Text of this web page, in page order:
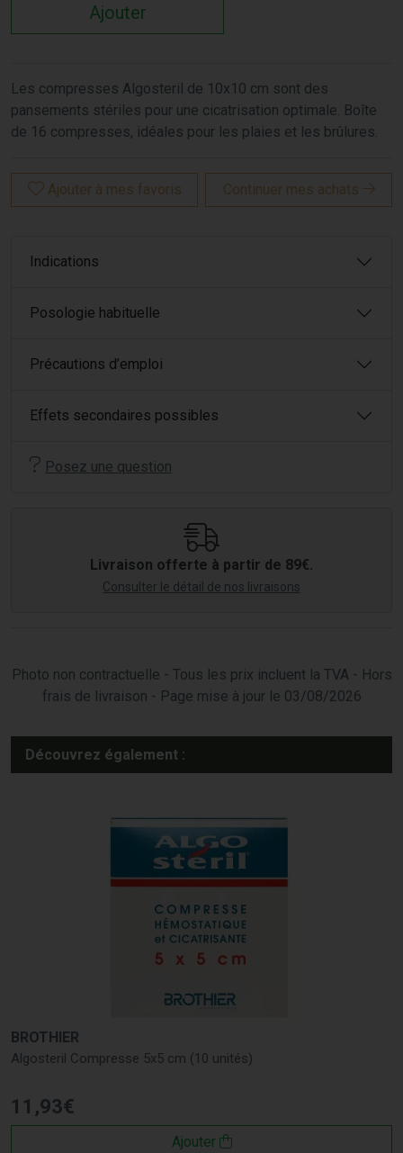
Ajouter
Les compresses Algosteril de 10x10 cm sont des
pansements stériles pour une cicatrisation optimale. Boîte
de 16 compresses, idéales pour les plaies et les brûlures.
Ajouter à mes favoris Continuer mes achats
Indications
Posologie habituelle
Précautions d’emploi
Effets secondaires possibles
Posez une question
Livraison offerte à partir de 89€.
Consulter le détail de nos livraisons
Photo non contractuelle - Tous les prix incluent la TVA - Hors
frais de livraison - Page mise à jour le 03/08/2026
Découvrez également :
BROTHIER
Algosteril Compresse 5x5 cm (10 unités)
11 ,93€
Ajouter